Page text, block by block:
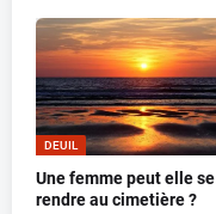
DEUIL
Une femme peut elle se
rendre au cimetière ?